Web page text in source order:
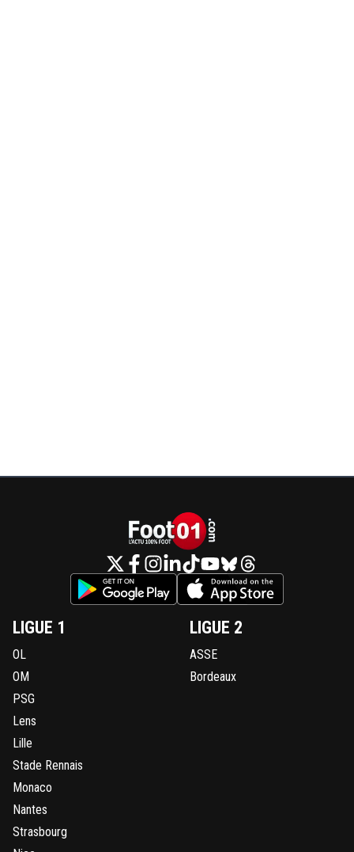
LIGUE 1
OL
OM
PSG
Lens
Lille
Stade Rennais
Monaco
Nantes
Strasbourg
LIGUE 2
ASSE
Bordeaux